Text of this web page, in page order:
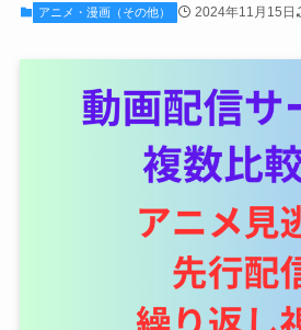
アニメ・漫画（その他） 2024年11月15日